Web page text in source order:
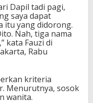
Dapil tadi pagi,
saya dapat
itu yang didorong.
Nah, tiga nama
kata Fauzi di
Rabu
kriteria
Menurutnya, sosok
wanita.